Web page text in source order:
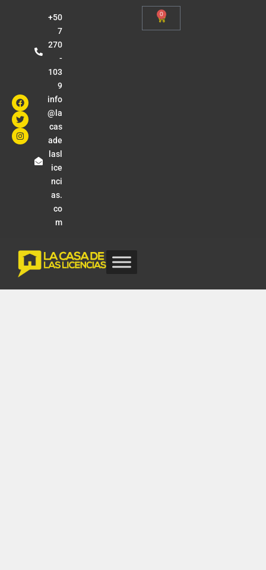
+50
7
270
-
103
9
info
@la
cas
ade
lasl
ice
nci
as.
co
m
0